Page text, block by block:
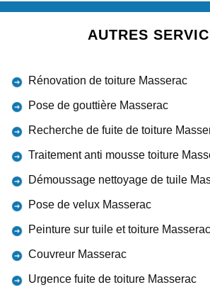
AUTRES
Rénovation de toiture Masserac
Pose de gouttière Masserac
Recherche de fuite de toiture
Traitement anti mousse toiture
Démoussage nettoyage de tuile
Pose de velux Masserac
Peinture sur tuile et toiture Masserac
Couvreur Masserac
Urgence fuite de toiture Masserac